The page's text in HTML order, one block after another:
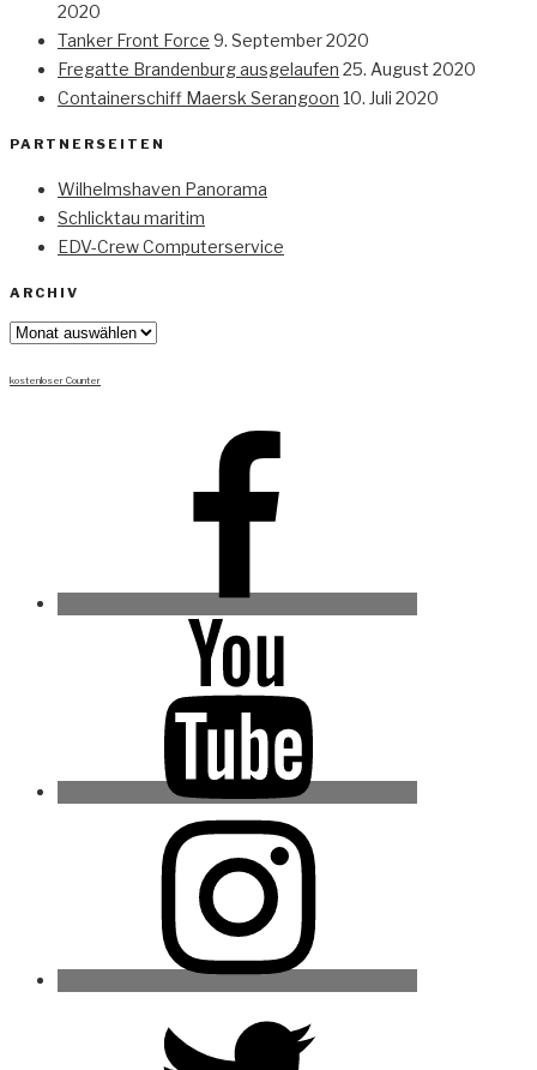
2020
Tanker Front Force 9. September 2020
Fregatte Brandenburg ausgelaufen 25. August 2020
Containerschiff Maersk Serangoon 10. Juli 2020
PARTNERSEITEN
Wilhelmshaven Panorama
Schlicktau maritim
EDV-Crew Computerservice
ARCHIV
Archiv
kostenloser Counter